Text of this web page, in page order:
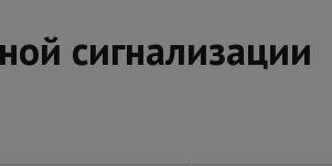
сигнализации